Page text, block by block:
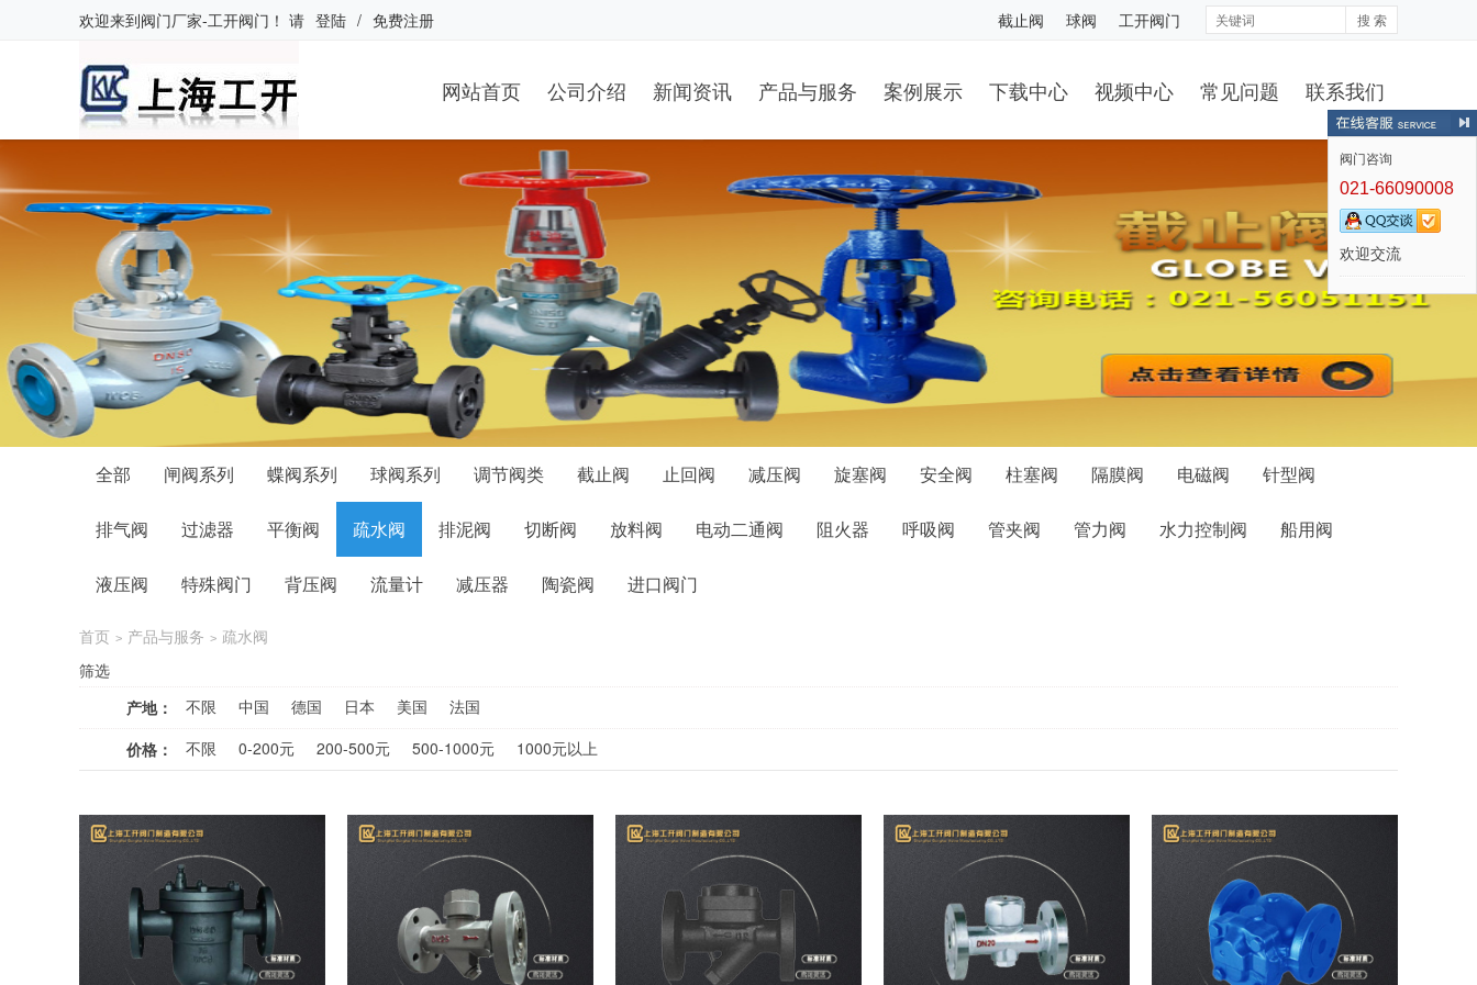
截止阀 球阀 工开阀门
欢迎来到阀门厂家-工开阀门 ！ 请 登陆 / 免费注册 搜 索
网站首页 公司介绍 新闻资讯 产品与服务 案例展示 下载中心 视频中心 常见问题 联系我们
全部 闸阀系列 蝶阀系列 球阀系列 调节阀类 截止阀 止回阀 减压阀 旋塞阀 安全阀 柱塞阀 隔膜阀 电磁阀 针型阀
排气阀 过滤器 平衡阀 疏水阀 排泥阀 切断阀 放料阀 电动二通阀 阻火器 呼吸阀 管夹阀 管力阀 水力控制阀 船用阀
液压阀 特殊阀门 背压阀 流量计 减压器 陶瓷阀 进口阀门
首页 > 产品与服务 > 疏水阀
筛选
产地：
不限 中国 德国 日本 美国
法国
价格：
不限 0-200元 200-500元 500-1000元 1000元以上
阀门咨询
021-66090008
欢迎交流